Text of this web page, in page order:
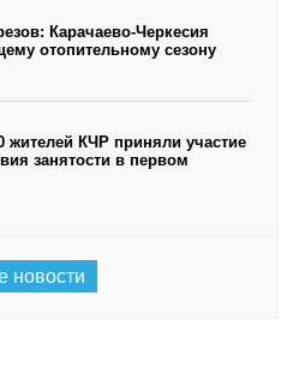
Карачаево-Черкесия
отопительному сезону
жителей КЧР приняли участие
занятости в первом
новости